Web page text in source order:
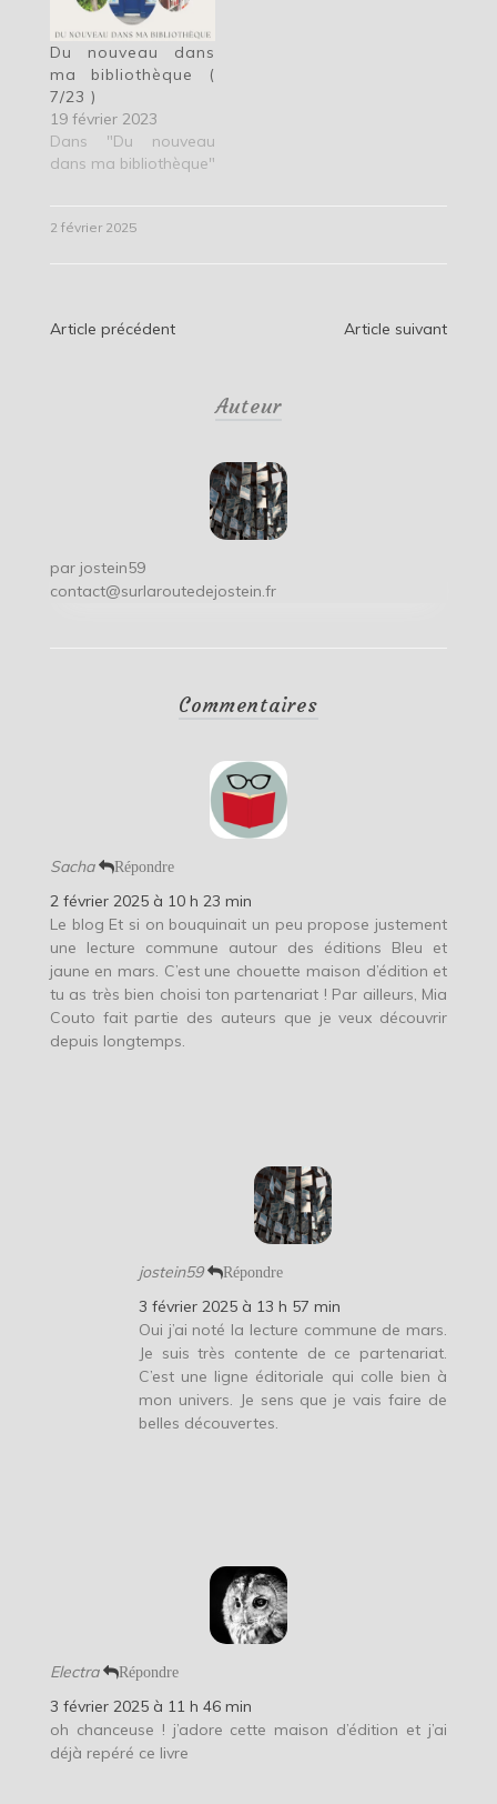
Du nouveau dans
ma bibliothèque (
7/23 )
19 février 2023
Dans "Du nouveau
dans ma bibliothèque"
2 février 2025
Navigation
Article précédent Article suivant
Auteur
par jostein59
contact@surlaroutedejostein.fr
Commentaires
Sacha Répondre
2 février 2025 à 10 h 23 min
Le blog Et si on bouquinait un peu propose justement
une lecture commune autour des éditions Bleu et
jaune en mars. C’est une chouette maison d’édition et
tu as très bien choisi ton partenariat ! Par ailleurs, Mia
Couto fait partie des auteurs que je veux découvrir
depuis longtemps.
jostein59 Répondre
3 février 2025 à 13 h 57 min
Oui j’ai noté la lecture commune de mars.
Je suis très contente de ce partenariat.
C’est une ligne éditoriale qui colle bien à
mon univers. Je sens que je vais faire de
belles découvertes.
Electra Répondre
3 février 2025 à 11 h 46 min
oh chanceuse ! j’adore cette maison d’édition et j’ai
déjà repéré ce livre